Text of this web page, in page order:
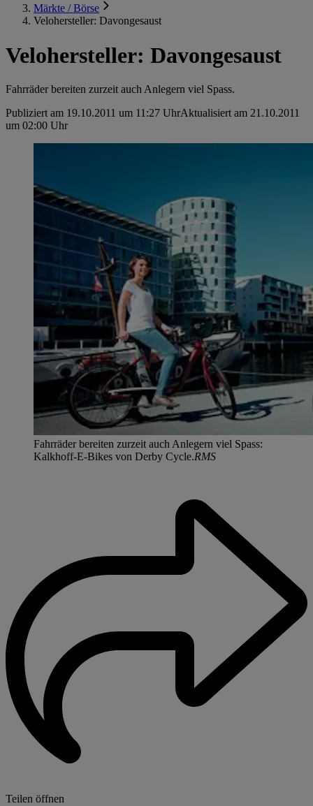
Märkte / Börse
Velohersteller: Davongesaust
Velohersteller: Davongesaust
Fahrräder bereiten zurzeit auch Anlegern viel Spass.
Publiziert am 19.10.2011 um 11:27 UhrAktualisiert am 21.10.2011
um 02:00 Uhr
Fahrräder bereiten zurzeit auch Anlegern viel Spass:
Kalkhoff-E-Bikes von Derby Cycle.RMS
Teilen öffnen